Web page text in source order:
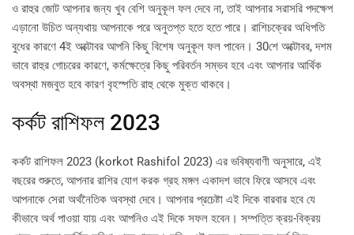
ও রাহুর জোট আপনার জন্য খুব বেশি অনুকূল ফল দেবে না, তাই আপনার সরাসরি পদক্ষেপ
এড়ানো উচিত অন্যথায় আপনাকে পরে অনুতপ্ত হতে হতে পারে। রাশিচক্রের অধিপতি
বুধের কারণে 4ই অক্টোবর আপনি কিছু বিশেষ অনুকূল ফল পাবেন। 30শে অক্টোবর, দশম
ভাবে রাহুর গোচরের কারণে, কর্মক্ষেত্রে কিছু পরিবর্তন সম্ভব হবে এবং আপনার আর্থিক
অবস্থা মজবুত হবে কারণ বৃহস্পতি রাহু থেকে মুক্ত থাকবে।
কর্কট রাশিফল 2023
কর্কট রাশিফল ​​2023 (korkot Rashifol 2023) এর ভবিষ্যবাণী অনুসারে, এই
বছরের শুরুতে, আপনার রাশির যোগ করক গ্রহ মঙ্গল একাদশ ভাবে ফিরে আসবে এবং
আপনাকে সেরা অর্থনৈতিক অবস্থা দেবে। আপনার প্রচেষ্টা এই দিকে বারবার হবে যে
কীভাবে অর্থ পাওয়া যায় এবং আপনিও এই দিকে সফল হবেন। সম্পত্তি ক্রয়-বিক্রয়